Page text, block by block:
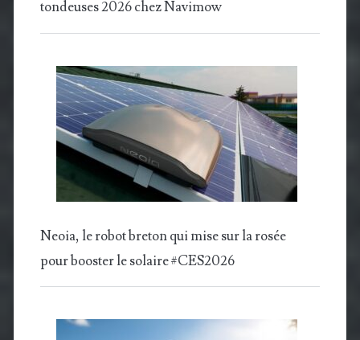
tondeuses 2026 chez Navimow
Neoia, le robot breton qui mise sur la rosée
pour booster le solaire #CES2026